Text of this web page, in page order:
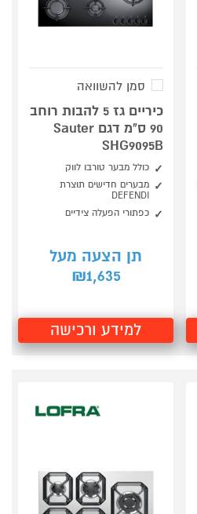
סמן להשוואה
כיריים גז 5 להבות רוחב
90 ס"מ דגם Sauter
SHG9095B
כולל מבער טורבו לווק
מבערים חדישים תוצרת
DEFENDI
כפתורי הפעלה צידיים
תן הצעה מעל
₪1,635
למידע ורכישה